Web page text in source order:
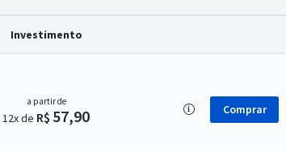
Investimento
a partir de
12x de R$ 57,90 Comprar